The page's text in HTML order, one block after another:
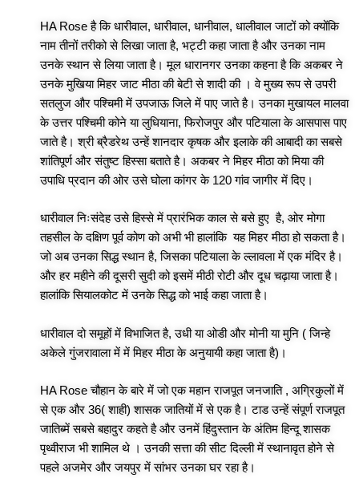
HA Rose है कि धारीवाल, धारीवाल, धानीवाल, धालीवाल जाटों को क्योंकि
नाम तीनों तरीको से लिखा जाता है, भट्टी कहा जाता है और उनका नाम
उनके स्थान से लिया जाता है। मूल धारानगर उनका कहना है कि अकबर ने
उनके मुखिया मिहर जाट मीठा की बेटी से शादी की । वे मुख्य रूप से उपरी
सतलुज और पश्चिमी में उपजाऊ जिले में पाए जाते है। उनका मुखायल मालवा
के उत्तर पश्चिमी कोने या लुधियाना, फिरोजपुर और पटियाला के आसपास पाए
जाते है। श्री ब्रैडरेथ उन्हें शानदार कृषक और इलाके की आबादी का सबसे
शांतिपूर्ण और संतुष्ट हिस्सा बताते है। अकबर ने मिहर मीठा को मिया की
उपाधि प्रदान की ओर उसे घोला कांगर के 120 गांव जागीर में दिए।
धारीवाल निःसंदेह उसे हिस्से में प्रारंभिक काल से बसे हुए है, ओर मोगा
तहसील के दक्षिण पूर्व कोण को अभी भी हालांकि यह मिहर मीठा हो सकता है।
जो अब उनका सिद्ध स्थान है, जिसका पटियाला के ल्लावला में एक मंदिर है।
और हर महीने की दूसरी सुदी को इसमें मीठी रोटी और दूध चढ़ाया जाता है।
हालांकि सियालकोट में उनके सिद्ध को भाई कहा जाता है।
धारीवाल दो समूहों में विभाजित है, उधी या ओडी और मोनी या मुनि ( जिन्हे
अकेले गुंजरावाला में में मिहर मीठा के अनुयायी कहा जाता है)।
HA Rose चौहान के बारे में जो एक महान राजपूत जनजाति , अग्रिकुलों में
से एक और 36( शाही) शासक जातियों में से एक है। टाड उन्हें संपूर्ण राजपूत
जातिब्में सबसे बहादुर कहते है और उनमें हिंदुस्तान के अंतिम हिन्दू शासक
पृथ्वीराज भी शामिल थे । उनकी सत्ता की सीट दिल्ली में स्थानावृत होने से
पहले अजमेर और जयपुर में सांभर उनका घर रहा है।